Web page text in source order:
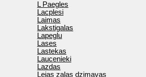
L Paegles
Lacplesi
Laimas
Lakstigalas
Lapeglu
Lases
Lastekas
Laucenieki
Lazdas
Lejas zalas dzimavas